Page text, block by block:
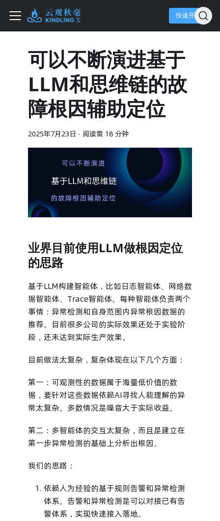
快速开始
可以不断演进基于
LLM和思维链的故
障根因辅助定位
2025年7月23日 · 阅读需 18 分钟
业界目前使用LLM做根因定位
的思路
基于LLM构建智能体，比如日志智能体、网络数
据智能体、Trace智能体。每种智能体负责两个
事情：异常检测和自身范围内异常根因数据的
推荐。目前很多公司的实际效果还处于实验阶
段，还未达到实际生产效果。
目前做法太复杂，复杂体现在以下几个方面：
第一：可观测性的数据属于海量低价值的数
据，要针对这些数据依赖AI寻找人能理解的异
常太复杂。多数情况是噪音大于实际收益。
第二：多智能体的交互太复杂，而且是建立在
第一步异常检测的基础上分析出根因。
我们的思路：
依赖人为经验的基于规则告警和异常检测
体系。告警和异常检测是可以对接已有告
警体系，实现快速接入落地。